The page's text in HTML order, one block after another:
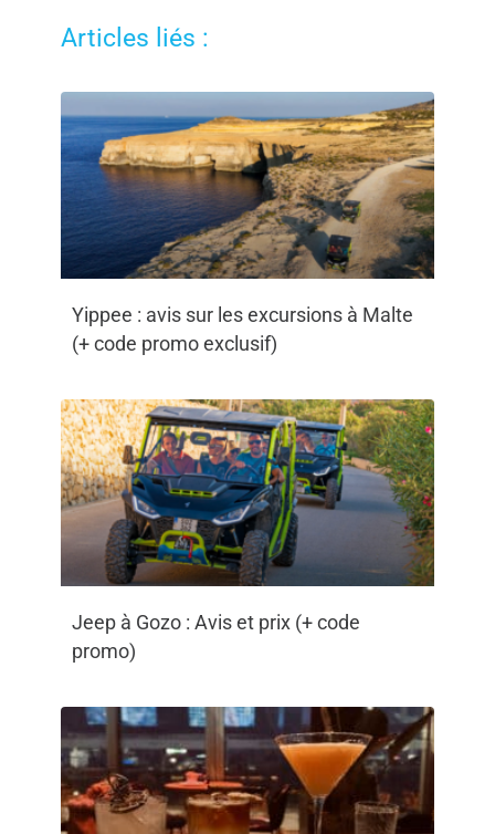
Articles liés :
Yippee : avis sur les excursions à Malte
(+ code promo exclusif)
Jeep à Gozo : Avis et prix (+ code
promo)